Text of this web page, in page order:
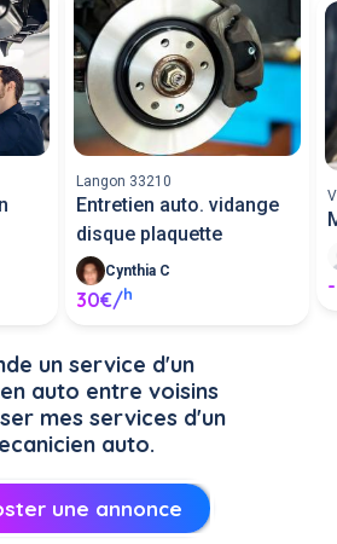
Langon 33210
Entretien auto. vidange
disque plaquette
Cynthia C
30€/h
un service d'un
auto entre voisins
mes services d'un
auto.
une annonce